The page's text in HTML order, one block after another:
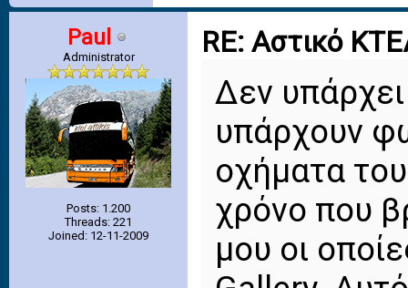
Paul
Administrator
Posts: 1.200
Threads: 221
Joined: 12-11-2009
RE: Αστικό
Δεν
υπάρχουν
οχήματα
χρόνο που
μου οι